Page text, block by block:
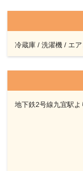
冷蔵庫 / 洗濯機 / エ
地下鉄2号線九宜駅